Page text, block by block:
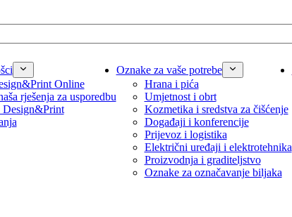
Online
rješenja za usporedbu
Design&Print
Oznake za vaše potrebe
Hrana i pića
Umjetnost i obrt
Kozmetika i sredstva za čišćenje
Događaji i konferencije
Prijevoz i logistika
Električni uređaji i elektrotehnika
Proizvodnja i graditeljstvo
Oznake za označavanje biljaka